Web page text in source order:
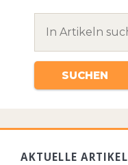
AKTUELLE ARTIKEL